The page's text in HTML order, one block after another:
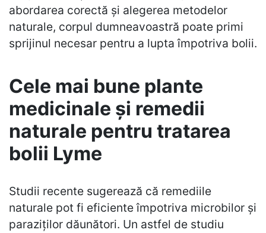
abordarea corectă și alegerea metodelor
naturale, corpul dumneavoastră poate primi
sprijinul necesar pentru a lupta împotriva bolii.
Cele mai bune plante
medicinale și remedii
naturale pentru tratarea
bolii Lyme
Studii recente sugerează că remediile
naturale pot fi eficiente împotriva microbilor și
paraziților dăunători. Un astfel de studiu